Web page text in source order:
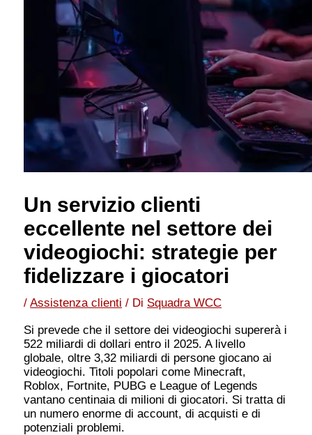
Un servizio clienti
eccellente nel settore dei
videogiochi: strategie per
fidelizzare i giocatori
/Assistenza clienti / Di Squadra WCC
Si prevede che il settore dei videogiochi supererà i
522 miliardi di dollari entro il 2025. A livello
globale, oltre 3,32 miliardi di persone giocano ai
videogiochi. Titoli popolari come Minecraft,
Roblox, Fortnite, PUBG e League of Legends
vantano centinaia di milioni di giocatori. Si tratta di
un numero enorme di account, di acquisti e di
potenziali problemi.